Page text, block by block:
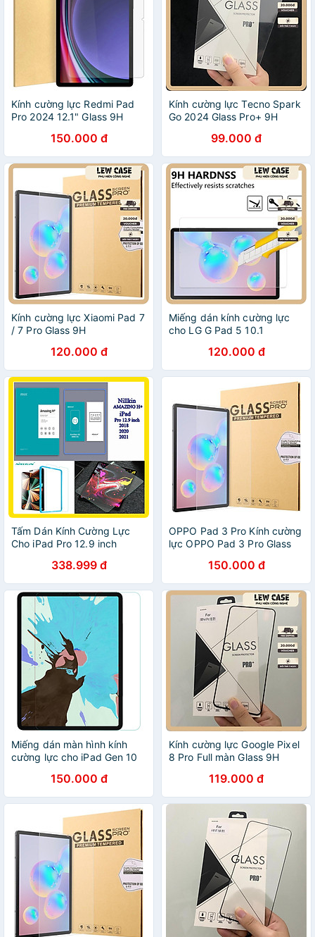
Kính cường lực Redmi Pad
Pro 2024 12.1" Glass 9H
150.000 đ
Kính cường lực Tecno Spark
Go 2024 Glass Pro+ 9H
99.000 đ
Kính cường lực Xiaomi Pad 7
/ 7 Pro Glass 9H
120.000 đ
Miếng dán kính cường lực
cho LG G Pad 5 10.1
120.000 đ
Tấm Dán Kính Cường Lực
Cho iPad Pro 12.9 inch
AmaZing H+ - Hàng Chính
Hãng
338.999 đ
OPPO Pad 3 Pro Kính cường
lực OPPO Pad 3 Pro Glass
150.000 đ
Miếng dán màn hình kính
cường lực cho iPad Gen 10
(mỏng 0.2 mm, vát cạnh
2.5D, chống trầy, chống va
đập) - Hàng nhập khẩu
150.000 đ
Kính cường lực Google Pixel
8 Pro Full màn Glass 9H
119.000 đ